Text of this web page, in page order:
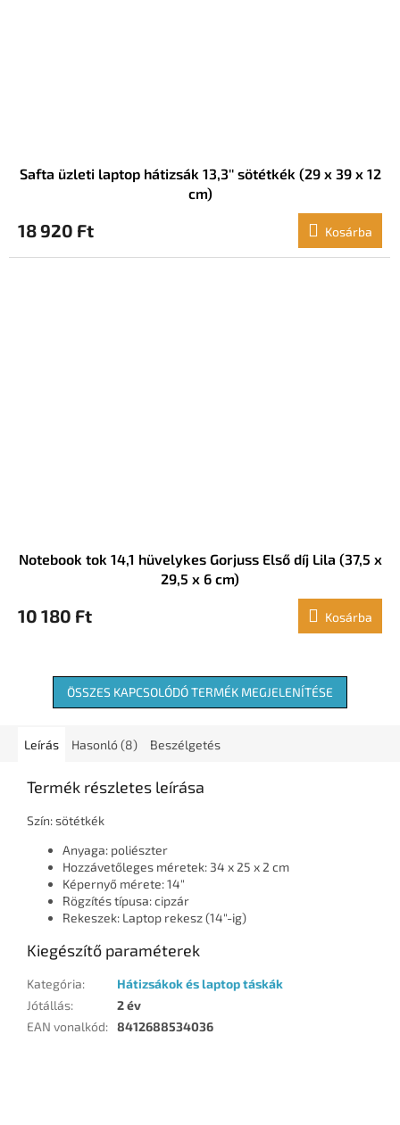
Safta üzleti laptop hátizsák 13,3'' sötétkék (29 x 39 x 12
cm)
18 920 Ft Kosárba
Notebook tok 14,1 hüvelykes Gorjuss Első díj Lila (37,5 x
29,5 x 6 cm)
10 180 Ft Kosárba
ÖSSZES KAPCSOLÓDÓ TERMÉK MEGJELENÍTÉSE
Leírás Hasonló (8) Beszélgetés
Termék részletes leírása
Szín: sötétkék
Anyaga: poliészter
Hozzávetőleges méretek: 34 x 25 x 2 cm
Képernyő mérete: 14"
Rögzítés típusa: cipzár
Rekeszek: Laptop rekesz (14"-ig)
Kiegészítő paraméterek
Kategória:
Hátizsákok és laptop táskák
Jótállás:
2 év
EAN vonalkód: 8412688534036